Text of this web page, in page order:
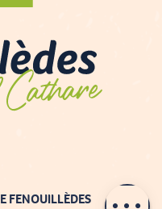
FENOUILLÈDES